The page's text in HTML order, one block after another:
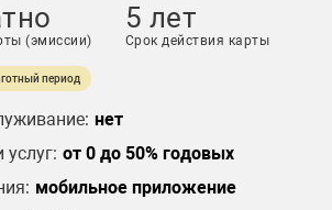
(эмиссии)
5 лет
Срок действия карты
период
нет
от 0 до 50% годовых
мобильное приложение